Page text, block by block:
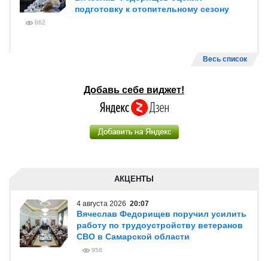
подготовку к отопительному сезону
862
Весь список
Добавь себе виджет!
АКЦЕНТЫ
4 августа 2026 20:07
Вячеслав Федорищев поручил усилить
работу по трудоустройству ветеранов
СВО в Самарской области
958